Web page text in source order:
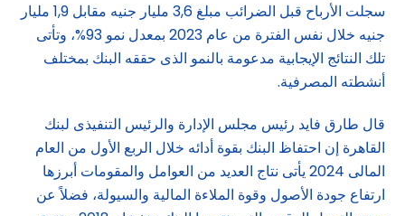
سجلت الأرباح قبل الضرائب مبلغ 3,6 مليار جنيه مقابل 1,9 مليار
جنيه خلال نفس الفترة من عام 2023 بمعدل نمو 93%، وتأتى
تلك النتائج الإيجابية مدعومة بالنمو الذى حققه البنك بمختلف
أنشطته المصرفية.
قال طارق فايد رئيس مجلس الإدارة والرئيس التنفيذى لبنك
القاهرة إن احتفاظ البنك بقوة أدائه خلال الربع الأول من العام
المالى 2024 يأتى نتاج العديد من العوامل والمقومات أبرزها
ارتفاع جودة الأصول وقوة الملاءة المالية والسيولة، فضلاً عن